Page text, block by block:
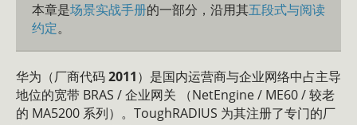
本章是场景实战手册的一部分，沿用其五段式与阅读
约定。
华为（厂商代码2011）是国内运营商与企业网络中占主导
地位的宽带 BRAS / 企业网关 （NetEngine / ME60 / 较老
的 MA5200 系列）。ToughRADIUS 为其注册了专门的厂